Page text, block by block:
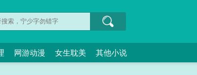
网游动漫 女生耽美 其他小说